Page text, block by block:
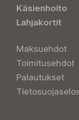
Käsienhoito
Lahjakortit
Maksuehdot
Toimitusehdot
Palautukset